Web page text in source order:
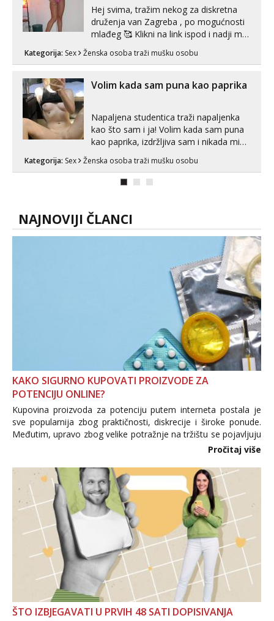
Hej svima, tražim nekog za diskretna
druženja van Zagreba , po mogućnosti
mlađeg 🥰 Klikni na link ispod i nadji me
Kategorija: Sex Ženska osoba traži mušku osobu
Volim kada sam puna kao paprika
Napaljena studentica traži napaljenka
kao što sam i ja! Volim kada sam puna
kao paprika, izdržljiva sam i nikada mi
puta dnevno bilo kad i bilo gdje zato se
javi što prije da me isprobaš Klikni na
Kategorija: Sex Ženska osoba traži mušku osobu
NAJNOVIJI ČLANCI
KAKO SIGURNO KUPOVATI PROIZVODE ZA
POTENCIJU ONLINE?
Kupovina proizvoda za potenciju putem interneta postala je
sve popularnija zbog praktičnosti, diskrecije i široke ponude.
Međutim, upravo zbog velike potražnje na tržištu se pojavljuju
i brojni krivotvoreni proizvodi, nepouzdane internetske
Pročitaj više
ŠTO IZBJEGAVATI U PRVIH 48 SATI DOPISIVANJA